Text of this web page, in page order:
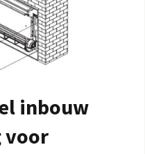
inbouw
voor